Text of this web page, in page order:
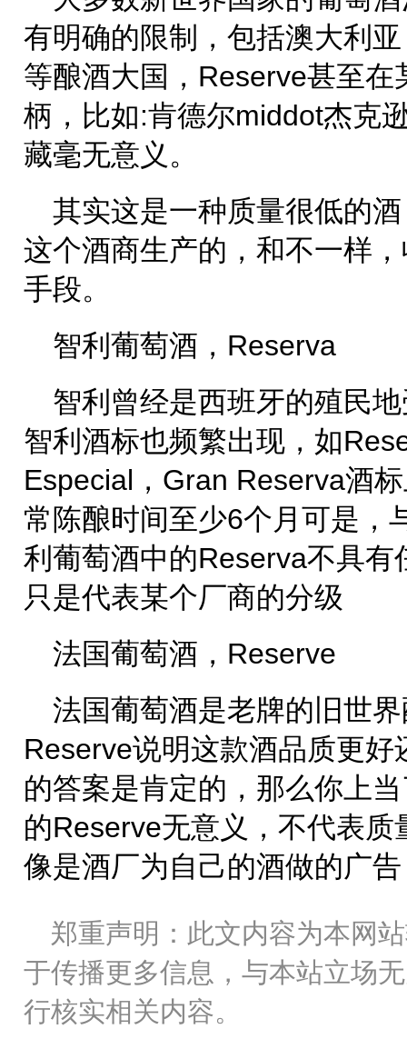
有明确的限制，包括澳大利
等酿酒大国，Reserve甚至
柄，比如:肯德尔middot杰克
藏毫无意义。
其实这是一种质量很低的
这个酒商生产的，和不一样
手段。
智利葡萄酒，Reserva
智利曾经是西班牙的殖民
智利酒标也频繁出现，如
Especial，Gran Reserva酒
常陈酿时间至少6个月可是，
利葡萄酒中的Reserva不具
只是代表某个厂商的分级
法国葡萄酒，Reserve
法国葡萄酒是老牌的旧世
Reserve说明这款酒品质更
的答案是肯定的，那么你上
的Reserve无意义，不代表
像是酒厂为自己的酒做的广
郑重声明：此文内容为本网
于传播更多信息，与本站立场
行核实相关内容。